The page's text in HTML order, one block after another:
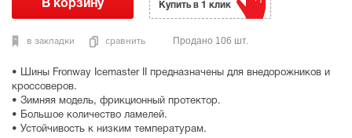
• Шины Fronway Icemaster II предназначены для внедорожников и
кроссоверов.
• Зимняя модель, фрикционный протектор.
• Большое количество ламелей.
• Устойчивость к низким температурам.
в закладки сравнить
Купить в 1 клик
Продано 106 шт.